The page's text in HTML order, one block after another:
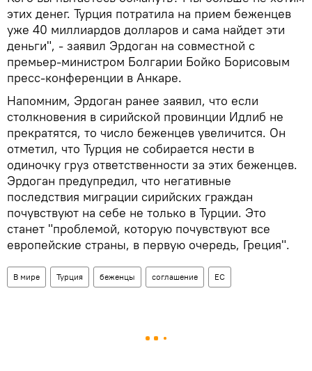
этих денег. Турция потратила на прием беженцев
уже 40 миллиардов долларов и сама найдет эти
деньги", - заявил Эрдоган на совместной с
премьер-министром Болгарии Бойко Борисовым
пресс-конференции в Анкаре.
Напомним, Эрдоган ранее заявил, что если
столкновения в сирийской провинции Идлиб не
прекратятся, то число беженцев увеличится. Он
отметил, что Турция не собирается нести в
одиночку груз ответственности за этих беженцев.
Эрдоган предупредил, что негативные
последствия миграции сирийских граждан
почувствуют на себе не только в Турции. Это
станет "проблемой, которую почувствуют все
европейские страны, в первую очередь, Греция".
В мире Турция беженцы соглашение ЕС